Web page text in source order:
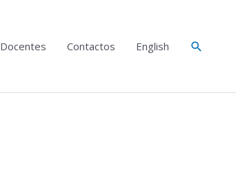
Docentes Contactos English Search